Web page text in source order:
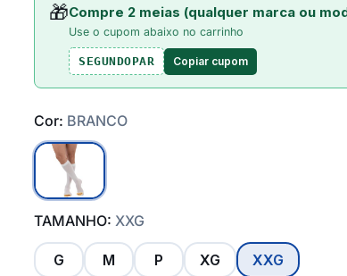
🎁Compre 2 meias (qualquer marca ou
Use o cupom abaixo no carrinho
SEGUNDOPAR Copiar cupom
Cor: BRANCO
TAMANHO: XXG
G M P XG XXG